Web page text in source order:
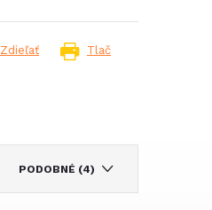
Tlač
Zdieľať
PODOBNÉ (4)